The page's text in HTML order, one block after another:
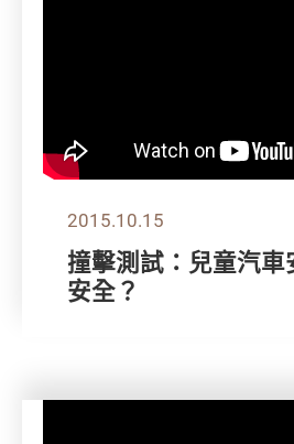
2015.10.15
撞擊測試：兒童汽車
安全？